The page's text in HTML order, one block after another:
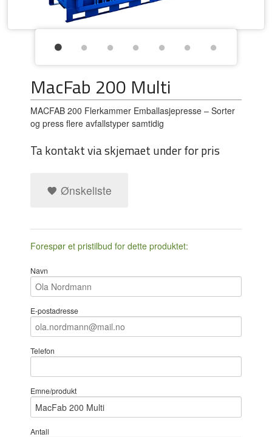
MacFab 200 Multi
MACFAB 200 Flerkammer Emballasjepresse – Sorter
og press flere avfallstyper samtidig
Ta kontakt via skjemaet under for pris
Ønskeliste
Forespør et pristilbud for dette produktet:
Navn
E-postadresse
Telefon
Emne/produkt
Antall